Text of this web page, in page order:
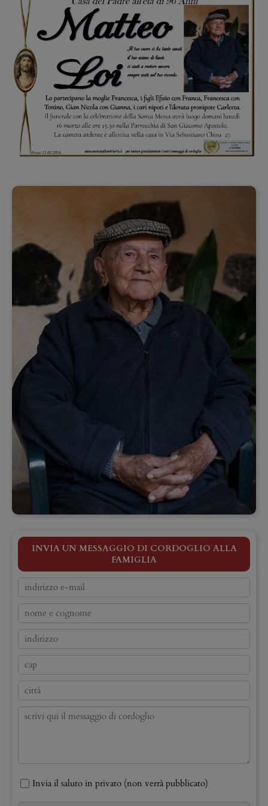
INVIA UN MESSAGGIO DI CORDOGLIO ALLA
FAMIGLIA
Invia il saluto in privato (non verrà pubblicato)